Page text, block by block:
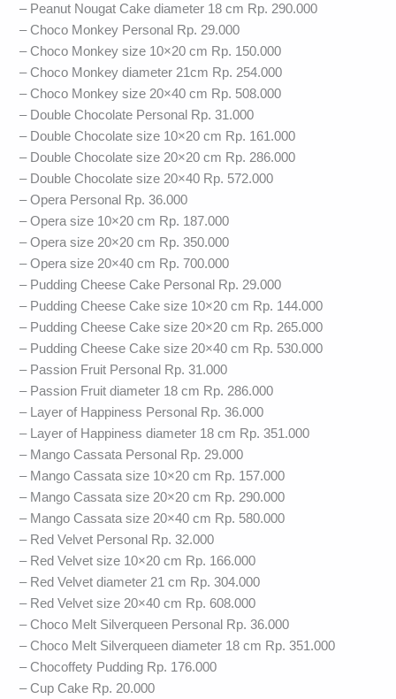
– Peanut Nougat Cake diameter 18 cm Rp. 290.000
– Choco Monkey Personal Rp. 29.000
– Choco Monkey size 10×20 cm Rp. 150.000
– Choco Monkey diameter 21cm Rp. 254.000
– Choco Monkey size 20×40 cm Rp. 508.000
– Double Chocolate Personal Rp. 31.000
– Double Chocolate size 10×20 cm Rp. 161.000
– Double Chocolate size 20×20 cm Rp. 286.000
– Double Chocolate size 20×40 Rp. 572.000
– Opera Personal Rp. 36.000
– Opera size 10×20 cm Rp. 187.000
– Opera size 20×20 cm Rp. 350.000
– Opera size 20×40 cm Rp. 700.000
– Pudding Cheese Cake Personal Rp. 29.000
– Pudding Cheese Cake size 10×20 cm Rp. 144.000
– Pudding Cheese Cake size 20×20 cm Rp. 265.000
– Pudding Cheese Cake size 20×40 cm Rp. 530.000
– Passion Fruit Personal Rp. 31.000
– Passion Fruit diameter 18 cm Rp. 286.000
– Layer of Happiness Personal Rp. 36.000
– Layer of Happiness diameter 18 cm Rp. 351.000
– Mango Cassata Personal Rp. 29.000
– Mango Cassata size 10×20 cm Rp. 157.000
– Mango Cassata size 20×20 cm Rp. 290.000
– Mango Cassata size 20×40 cm Rp. 580.000
– Red Velvet Personal Rp. 32.000
– Red Velvet size 10×20 cm Rp. 166.000
– Red Velvet diameter 21 cm Rp. 304.000
– Red Velvet size 20×40 cm Rp. 608.000
– Choco Melt Silverqueen Personal Rp. 36.000
– Choco Melt Silverqueen diameter 18 cm Rp. 351.000
– Chocoffety Pudding Rp. 176.000
– Cup Cake Rp. 20.000